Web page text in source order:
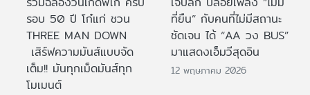
รอบ 50 ปี โก๋แก่ ชวน
THREE MAN DOWN
เสิร์ฟความมันส์แบบจัด
เต็ม!! มันทุกเม็ดมันส์ทุก
โมเมนต์
ที่ยืน” กับคนที่ไม่มีสถานะ
ชัดเจน ได้ “AA วง BUS”
มาแสดงเอ็มวีสุดอิน
12 พฤษภาคม 2026